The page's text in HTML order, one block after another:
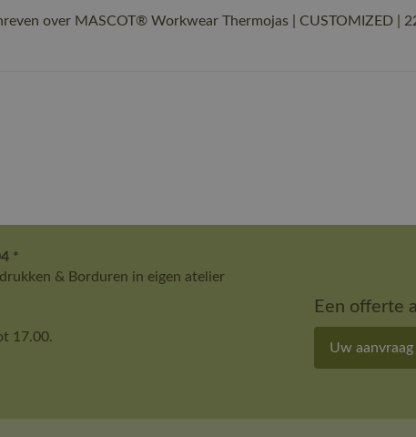
over MASCOT® Workwear Thermojas | CUSTOMIZED |
*
& Borduren in eigen atelier
17.00.
Een offerte
Uw aanvraag